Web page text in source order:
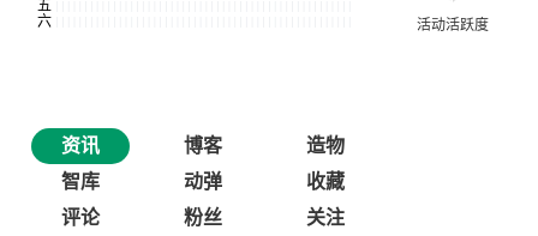
资讯 博客
造物
智库
动弹
收藏
评论
粉丝 关注